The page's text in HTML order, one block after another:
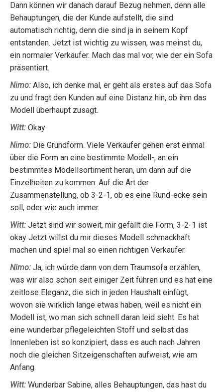
Dann können wir danach darauf Bezug nehmen, denn alle
Behauptungen, die der Kunde aufstellt, die sind
automatisch richtig, denn die sind ja in seinem Kopf
entstanden. Jetzt ist wichtig zu wissen, was meinst du,
ein normaler Verkäufer. Mach das mal vor, wie der ein Sofa
präsentiert.
Nimo: Also, ich denke mal, er geht als erstes auf das Sofa
zu und fragt den Kunden auf eine Distanz hin, ob ihm das
Modell überhaupt zusagt.
Witt: Okay
Nimo: Die Grundform. Viele Verkäufer gehen erst einmal
über die Form an eine bestimmte Modell-, an ein
bestimmtes Modellsortiment heran, um dann auf die
Einzelheiten zu kommen. Auf die Art der
Zusammenstellung, ob 3-2-1, ob es eine Rund-ecke sein
soll, oder wie auch immer.
Witt: Jetzt sind wir soweit, mir gefällt die Form, 3-2-1 ist
okay Jetzt willst du mir dieses Modell schmackhaft
machen und spiel mal so einen richtigen Verkäufer.
Nimo: Ja, ich würde dann von dem Traumsofa erzählen,
was wir also schon seit einiger Zeit führen und es hat eine
zeitlose Eleganz, die sich in jeden Haushalt einfügt,
wovon sie wirklich lange etwas haben, weil es nicht ein
Modell ist, wo man sich schnell daran leid sieht. Es hat
eine wunderbar pflegeleichten Stoff und selbst das
Innenleben ist so konzipiert, dass es auch nach Jahren
noch die gleichen Sitzeigenschaften aufweist, wie am
Anfang.
Witt: Wunderbar Sabine, alles Behauptungen, das hast du